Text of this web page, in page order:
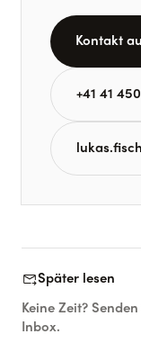
Kontakt
+41 41
forward_to_inboxSpäter lesen
Keine Zeit?
Inbox.